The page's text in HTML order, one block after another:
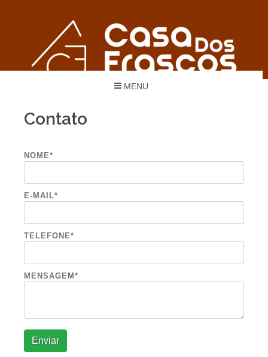
MENU
Contato
NOME*
E-MAIL*
TELEFONE*
MENSAGEM*
Enviar